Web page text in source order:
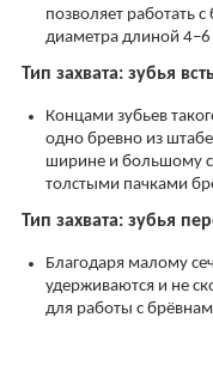
позволяет работать
диаметра длиной
Тип захвата: зубья
Концами зубьев
одно бревно из
ширине и большому
толстыми пачками
Тип захвата: зубья
Благодаря малому
удерживаются и не
для работы с